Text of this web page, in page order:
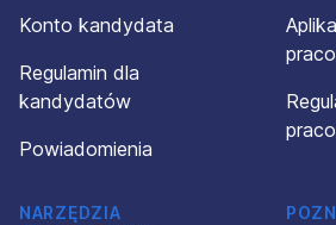
Konto kandydata
Regulamin dla
kandydatów
Powiadomienia
NARZĘDZIA